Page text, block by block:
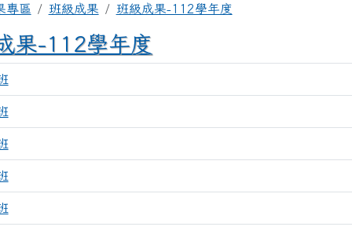
區域
專區 班級成果 班級成果-112學年度
果-112學年度